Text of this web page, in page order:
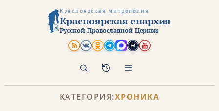
Красноярская митрополия
Красноярская епархия
Русской Православной Церкви
Архив
Поиск
КАТЕГОРИЯ:ХРОНИКА